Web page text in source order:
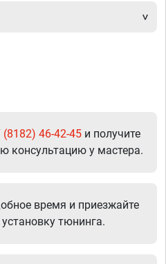
(8182) 46-42-45 и получите
консультацию у мастера.
время и приезжайте
тюнинга.